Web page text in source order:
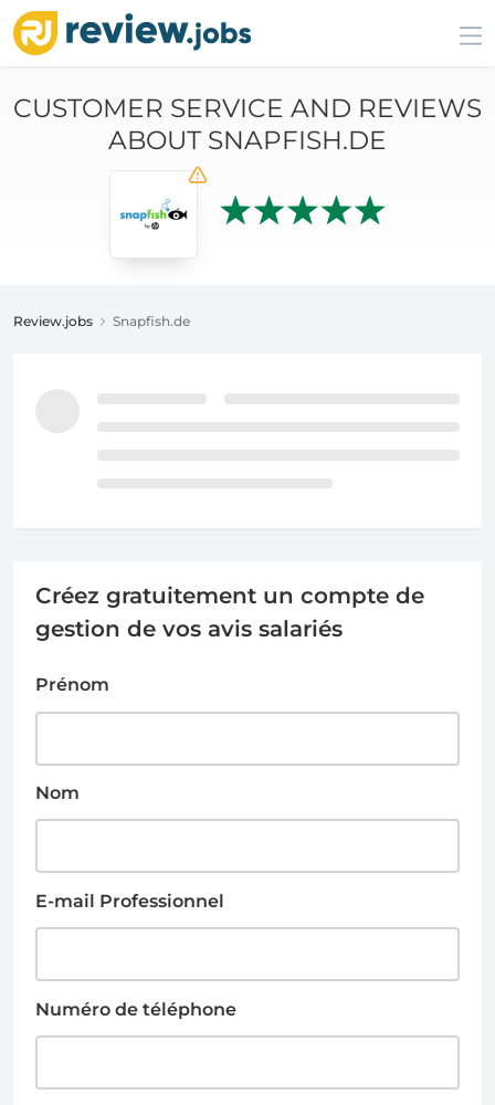
CUSTOMER SERVICE AND REVIEWS
ABOUT SNAPFISH.DE
Review.jobs Snapfish.de
Créez gratuitement un compte de
gestion de vos avis salariés
Prénom
Nom
E-mail Professionnel
Numéro de téléphone